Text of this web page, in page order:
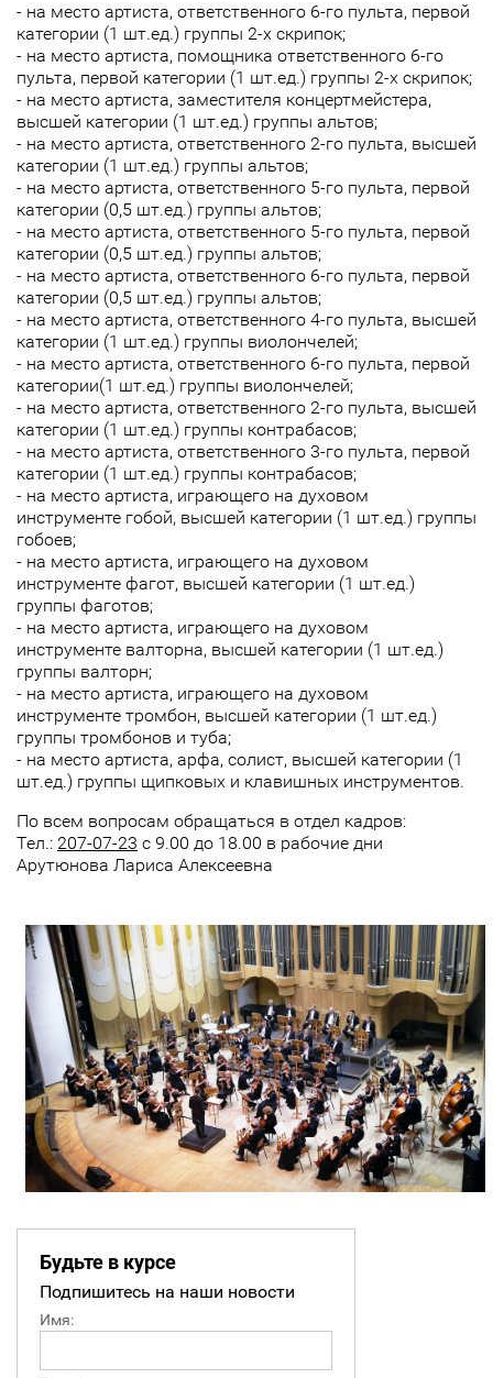
- на место артиста, ответственного 6-го пульта, первой
категории (1 шт.ед.) группы 2-х скрипок;
- на место артиста, помощника ответственного 6-го
пульта, первой категории (1 шт.ед.) группы 2-х скрипок;
- на место артиста, заместителя концертмейстера,
высшей категории (1 шт.ед.) группы альтов;
- на место артиста, ответственного 2-го пульта, высшей
категории (1 шт.ед.) группы альтов;
- на место артиста, ответственного 5-го пульта, первой
категории (0,5 шт.ед.) группы альтов;
- на место артиста, ответственного 5-го пульта, первой
категории (0,5 шт.ед.) группы альтов;
- на место артиста, ответственного 6-го пульта, первой
категории (0,5 шт.ед.) группы альтов;
- на место артиста, ответственного 4-го пульта, высшей
категории (1 шт.ед.) группы виолончелей;
- на место артиста, ответственного 6-го пульта, первой
категории(1 шт.ед.) группы виолончелей;
- на место артиста, ответственного 2-го пульта, высшей
категории (1 шт.ед.) группы контрабасов;
- на место артиста, ответственного 3-го пульта, первой
категории (1 шт.ед.) группы контрабасов;
- на место артиста, играющего на духовом
инструменте гобой, высшей категории (1 шт.ед.) группы
гобоев;
- на место артиста, играющего на духовом
инструменте фагот, высшей категории (1 шт.ед.)
группы фаготов;
- на место артиста, играющего на духовом
инструменте валторна, высшей категории (1 шт.ед.)
группы валторн;
- на место артиста, играющего на духовом
инструменте тромбон, высшей категории (1 шт.ед.)
группы тромбонов и туба;
- на место артиста, арфа, солист, высшей категории (1
шт.ед.) группы щипковых и клавишных инструментов.
По всем вопросам обращаться в отдел кадров:
Тел.: 207-07-23 с 9.00 до 18.00 в рабочие дни
Арутюнова Лариса Алексеевна
Будьте в курсе
Подпишитесь на наши новости
Имя: